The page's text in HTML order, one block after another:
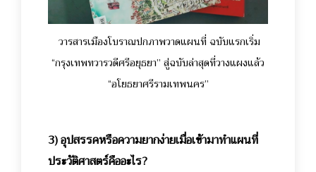
วารสารเมืองโบราณปกภาพวาดแผนที่ ฉบับแรกเริ่ม
“กรุงเทพทวารวดีศรีอยุธยา” สู่ฉบับล่าสุดที่วางแผงแล้ว
“อโยธยาศรีรามเทพนคร”
3) อุปสรรคหรือความยากง่ายเมื่อเข้ามาทำแผนที่
ประวัติศาสตร์คืออะไร?